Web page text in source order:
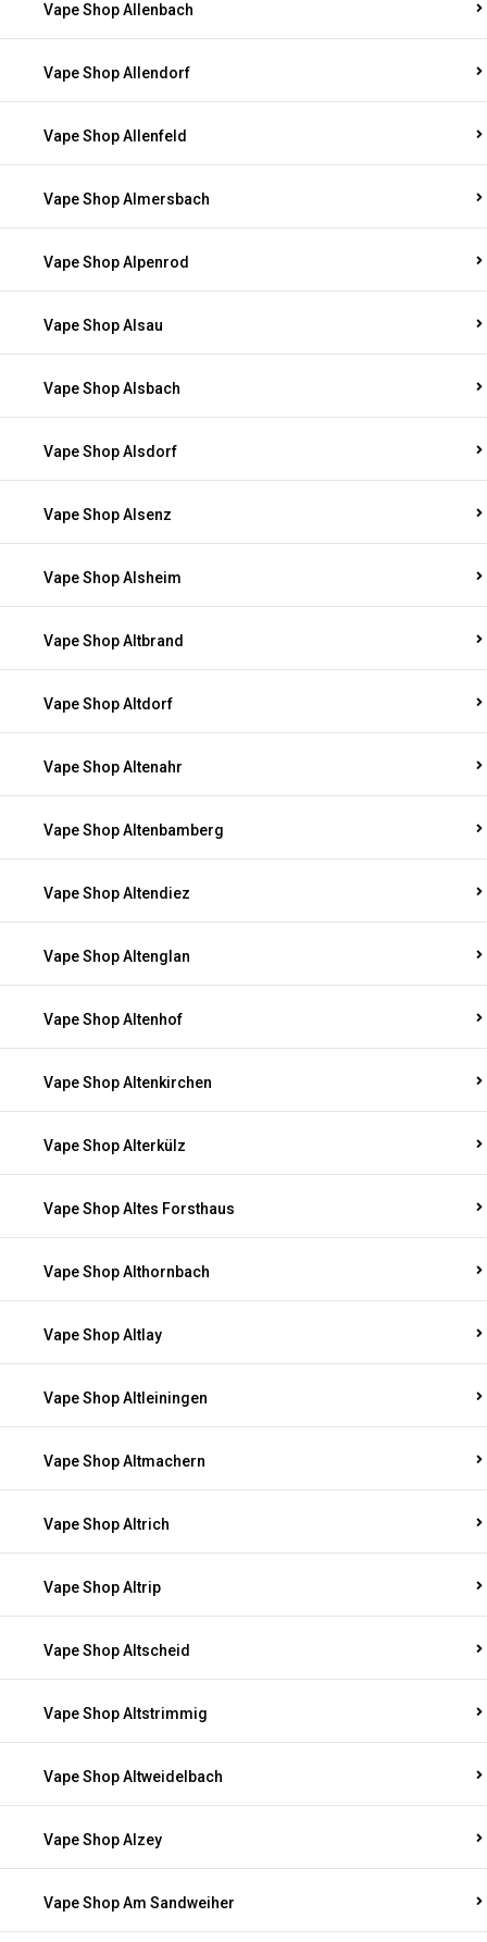
Vape Shop Allenbach
Vape Shop Allendorf
Vape Shop Allenfeld
Vape Shop Almersbach
Vape Shop Alpenrod
Vape Shop Alsau
Vape Shop Alsbach
Vape Shop Alsdorf
Vape Shop Alsenz
Vape Shop Alsheim
Vape Shop Altbrand
Vape Shop Altdorf
Vape Shop Altenahr
Vape Shop Altenbamberg
Vape Shop Altendiez
Vape Shop Altenglan
Vape Shop Altenhof
Vape Shop Altenkirchen
Vape Shop Alterkülz
Vape Shop Altes Forsthaus
Vape Shop Althornbach
Vape Shop Altlay
Vape Shop Altleiningen
Vape Shop Altmachern
Vape Shop Altrich
Vape Shop Altrip
Vape Shop Altscheid
Vape Shop Altstrimmig
Vape Shop Altweidelbach
Vape Shop Alzey
Vape Shop Am Sandweiher